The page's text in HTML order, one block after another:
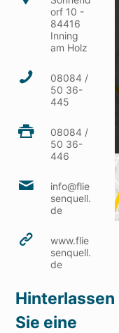
orf 10 -
84416
Inning
am Holz
08084 /
50 36-
445
08084 /
50 36-
446
info@flie
senquell.
de
www.flie
senquell.
de
Hinterlassen
Sie eine